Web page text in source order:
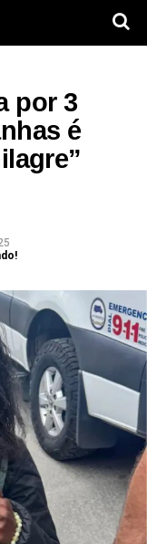
por 3
é